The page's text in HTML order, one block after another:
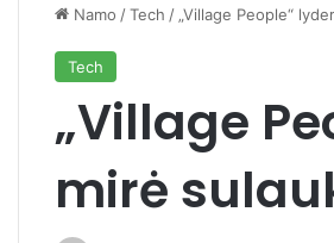
Namo /Tech / „Village People“
Tech
„Village
mirė